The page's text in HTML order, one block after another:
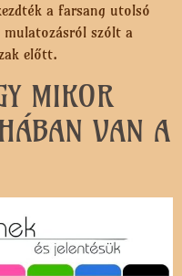
a farsang utolsó
szólt a
előtt.
MIKOR
VAN A